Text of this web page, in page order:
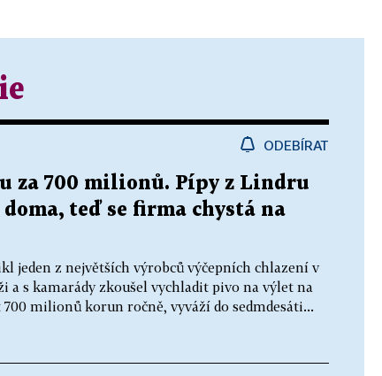
ODEBÍRAT
za 700 milionů. Pípy z Lindru
teď se firma chystá na
jeden z největších výrobců výčepních chlazení v
a s kamarády zkoušel vychladit pivo na výlet na
milionů korun ročně, vyváží do sedmdesáti...